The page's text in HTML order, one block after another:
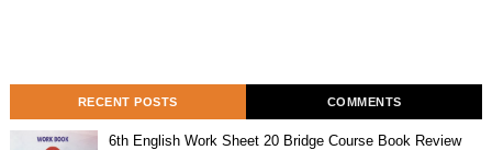
RECENT POSTS COMMENTS
6th English Work Sheet 20 Bridge Course Book Review